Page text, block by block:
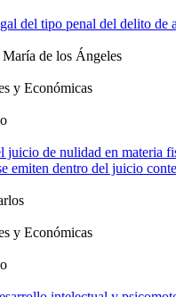
del tipo penal del delito de
de los Ángeles
y Económicas
juicio de nulidad en materia
emiten dentro del juicio
y Económicas